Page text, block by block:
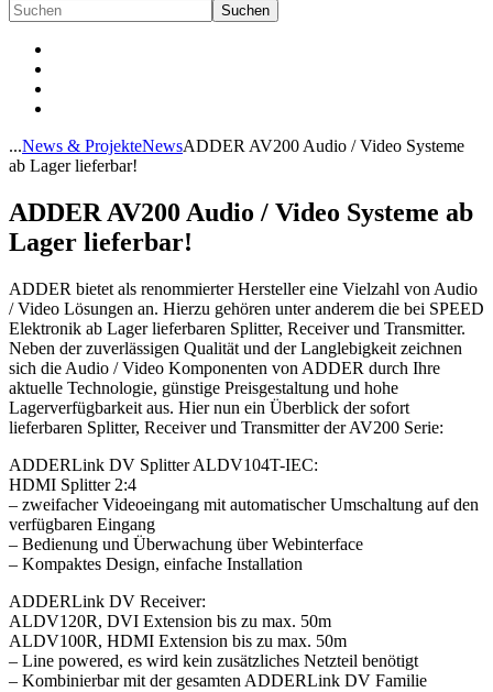
...News & ProjekteNewsADDER AV200 Audio / Video Systeme
ab Lager lieferbar!
ADDER AV200 Audio / Video Systeme ab
Lager lieferbar!
ADDER bietet als renommierter Hersteller eine Vielzahl von Audio
/ Video Lösungen an. Hierzu gehören unter anderem die bei SPEED
Elektronik ab Lager lieferbaren Splitter, Receiver und Transmitter.
Neben der zuverlässigen Qualität und der Langlebigkeit zeichnen
sich die Audio / Video Komponenten von ADDER durch Ihre
aktuelle Technologie, günstige Preisgestaltung und hohe
Lagerverfügbarkeit aus. Hier nun ein Überblick der sofort
lieferbaren Splitter, Receiver und Transmitter der AV200 Serie:
ADDERLink DV Splitter ALDV104T-IEC:
HDMI Splitter 2:4
– zweifacher Videoeingang mit automatischer Umschaltung auf den
verfügbaren Eingang
– Bedienung und Überwachung über Webinterface
– Kompaktes Design, einfache Installation
ADDERLink DV Receiver:
ALDV120R, DVI Extension bis zu max. 50m
ALDV100R, HDMI Extension bis zu max. 50m
– Line powered, es wird kein zusätzliches Netzteil benötigt
– Kombinierbar mit der gesamten ADDERLink DV Familie